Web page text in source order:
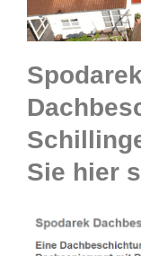
Sie hier